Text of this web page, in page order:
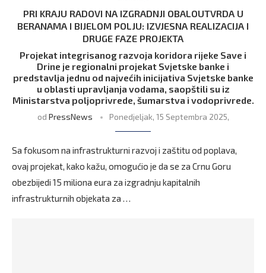
PRI KRAJU RADOVI NA IZGRADNJI OBALOUTVRDA U
BERANAMA I BIJELOM POLJU: IZVJESNA REALIZACIJA I
DRUGE FAZE PROJEKTA
Projekat integrisanog razvoja koridora rijeke Save i
Drine je regionalni projekat Svjetske banke i
predstavlja jednu od najvećih inicijativa Svjetske banke
u oblasti upravljanja vodama, saopštili su iz
Ministarstva poljoprivrede, šumarstva i vodoprivrede.
od PressNews Ponedjeljak, 15 Septembra 2025,
Sa fokusom na infrastrukturni razvoj i zaštitu od poplava,
ovaj projekat, kako kažu, omogućio je da se za Crnu Goru
obezbijedi 15 miliona eura za izgradnju kapitalnih
infrastrukturnih objekata za …